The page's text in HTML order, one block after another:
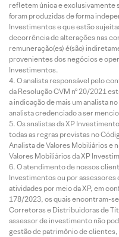
refletem única e exclusivamente
foram produzidas de forma
Investimentos e que estão
decorrência de alterações nas
remuneração(es) é(são)
provenientes dos negócios e
Investimentos.
O analista responsável pelo
da Resolução CVM nº 20/2021
a indicação de mais um analista
analista credenciado a ser
Os analistas da XP
todas as regras previstas no
Analista de Valores Mobiliários e
Valores Mobiliários da XP
O atendimento de nossos
Investimentos ou por
atividades por meio da XP, em
178/2023, os quais encontram-
Corretoras e Distribuidoras de
assessor de investimento não
gestão de patrimônio de